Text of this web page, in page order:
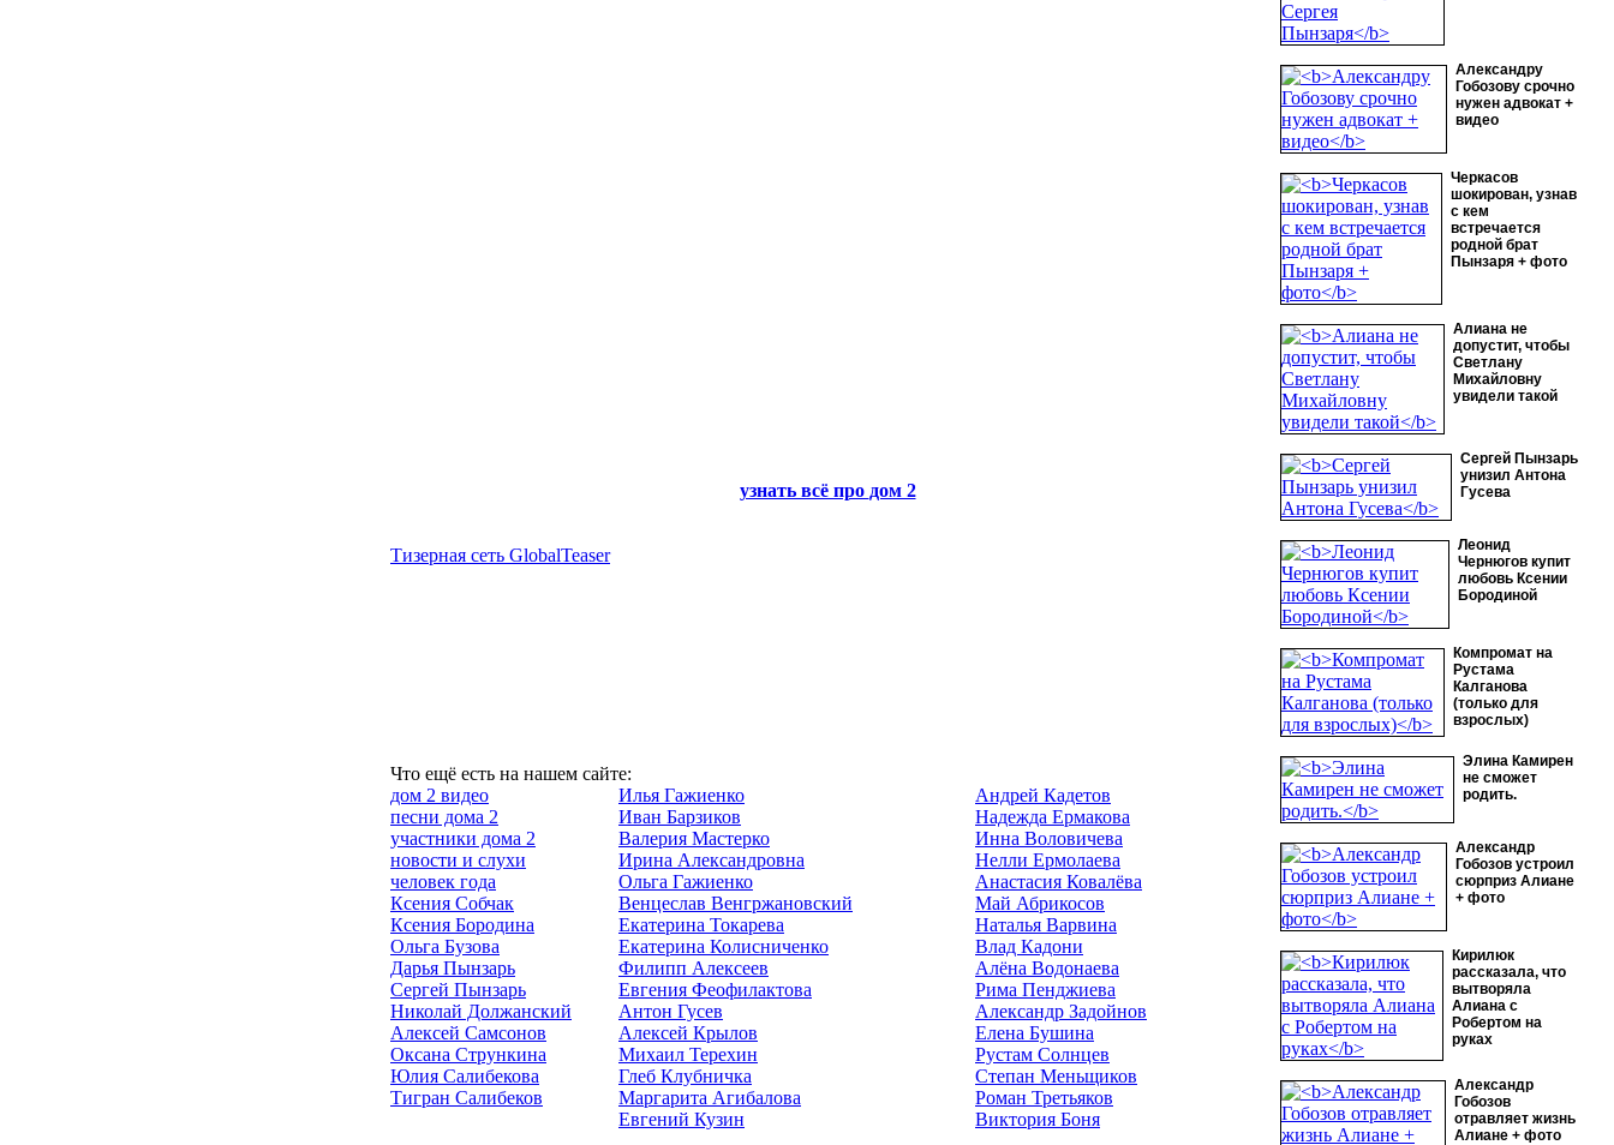
Александру
Гобозову срочно
нужен адвокат +
видео
Черкасов
шокирован, узнав
с кем
встречается
родной брат
Пынзаря + фото
Алиана не
допустит, чтобы
Светлану
Михайловну
увидели такой
Сергей Пынзарь
унизил Антона
Гусева
Леонид
Чернюгов купит
любовь Ксении
Бородиной
Компромат на
Рустама
Калганова
(только для
взрослых)
Элина Камирен
не сможет
родить.
Александр
Гобозов устроил
сюрприз Алиане
+ фото
Кирилюк
рассказала, что
вытворяла
Алиана с
Робертом на
руках
Александр
Гобозов
отравляет жизнь
Алиане + фото
узнать всё про дом 2
Тизерная сеть GlobalTeaser
Что ещё есть на нашем сайте:
дом 2 видео
песни дома 2
участники дома 2
новости и слухи
человек года
Ксения Собчак
Ксения Бородина
Ольга Бузова
Дарья Пынзарь
Сергей Пынзарь
Николай Должанский
Алексей Самсонов
Оксана Стрункина
Юлия Салибекова
Тигран Салибеков
Илья Гажиенко
Иван Барзиков
Валерия Мастерко
Ирина Александровна
Ольга Гажиенко
Венцеслав Венгржановский
Екатерина Токарева
Екатерина Колисниченко
Филипп Алексеев
Евгения Феофилактова
Антон Гусев
Алексей Крылов
Михаил Терехин
Глеб Клубничка
Маргарита Агибалова
Евгений Кузин
Андрей Кадетов
Надежда Ермакова
Инна Воловичева
Нелли Ермолаева
Анастасия Ковалёва
Май Абрикосов
Наталья Варвина
Влад Кадони
Алёна Водонаева
Рима Пенджиева
Александр Задойнов
Елена Бушина
Рустам Солнцев
Степан Меньщиков
Роман Третьяков
Виктория Боня